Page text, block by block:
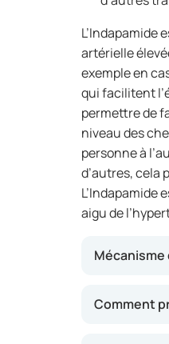
L’Indapamide
artérielle
exemple en
qui facilitent
permettre de
niveau des
personne à
d’autres, cela
L’Indapamide
aigu de
Mécanisme
Cela
Comment